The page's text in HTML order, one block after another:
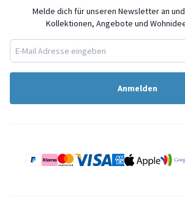
Melde dich für unseren Newsletter an
Kollektionen, Angebote und
Anmelden